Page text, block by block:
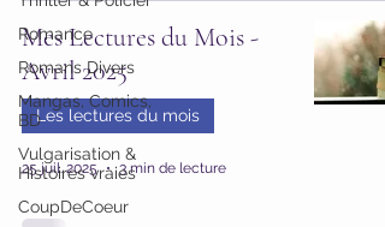
Romance
Romans Divers
Mangas, Comics,
BD
Vulgarisation &
Histoires vraies
CoupDeCoeur
Mes Lectures du Mois -
Avril 2025
Les lectures du mois
25 juil. 2025 3 min de lecture